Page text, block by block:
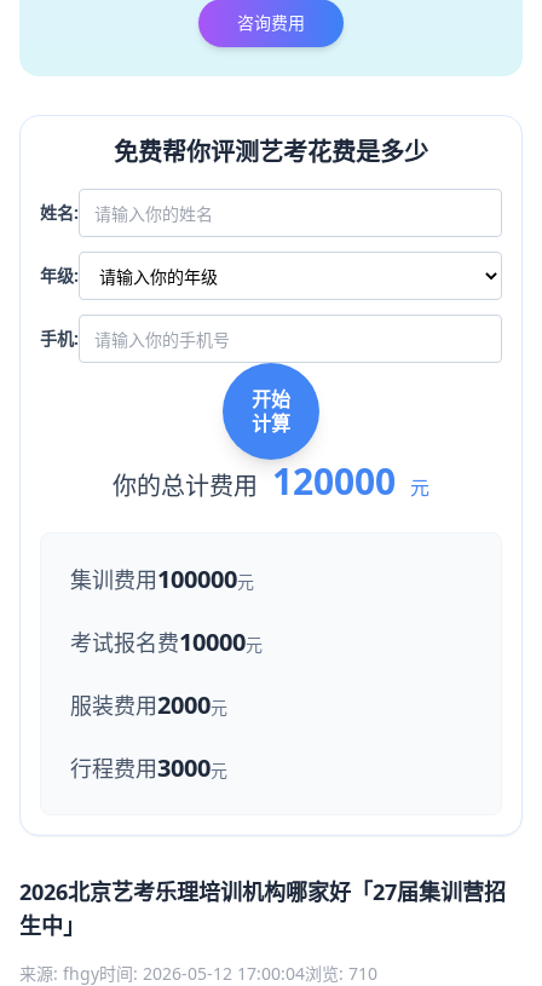
咨询费用
免费帮你评测艺考花费是多少
姓名:
年级:
手机:
开始
计算
你的总计费用 120000 元
集训费用100000元
考试报名费10000元
服装费用2000元
行程费用3000元
2026北京艺考乐理培训机构哪家好「27届集训营招
生中」
来源: fhgy时间: 2026-05-12 17:00:04浏览: 710